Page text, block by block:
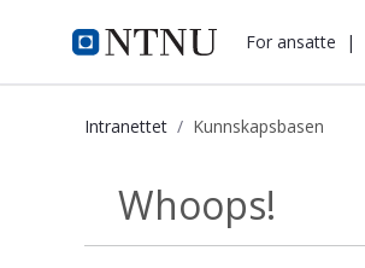
i.ntnu.no For ansatte |
Intranettet Kunnskapsbasen
Kunnskapsbasen
Tilbake
Whoops!